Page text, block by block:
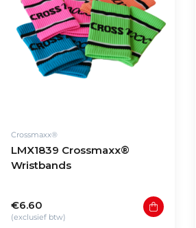
Crossmaxx®
LMX1839 Crossmaxx®
Wristbands
€6.60
(exclusief btw)